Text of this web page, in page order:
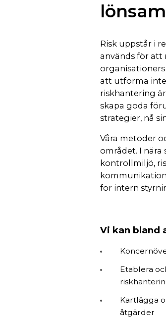
Risk uppstår i
används för att
att utforma
riskhantering
skapa goda
strategier, nå
Våra metoder
området. I nära
kontrollmiljö,
för intern
Vi kan bland
Etablera
Kartlägga
åtgärder